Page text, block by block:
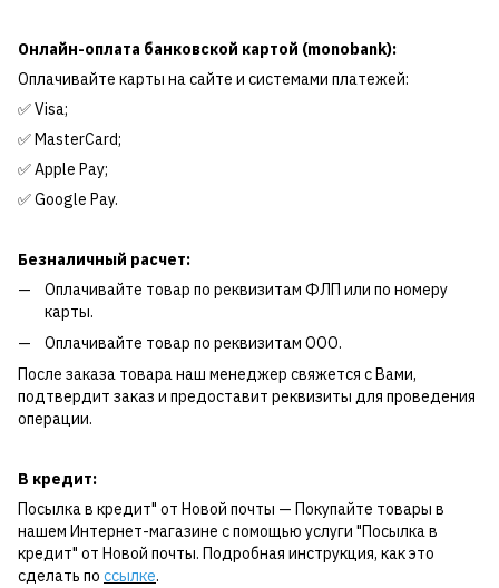
Онлайн-оплата банковской картой (monobank):
Оплачивайте карты на сайте и системами платежей:
✅ Visa;
✅ MasterCard;
✅ Apple Pay;
✅ Google Pay.
Безналичный расчет:
Оплачивайте товар по реквизитам ФЛП или по номеру
карты.
Оплачивайте товар по реквизитам ООО.
После заказа товара наш менеджер свяжется с Вами,
подтвердит заказ и предоставит реквизиты для проведения
операции.
В кредит:
Посылка в кредит" от Новой почты — Покупайте товары в
нашем Интернет-магазине с помощью услуги "Посылка в
кредит" от Новой почты. Подробная инструкция, как это
сделать по ссылке.